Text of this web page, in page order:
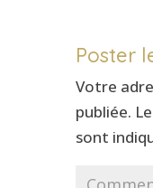
Poster
Votre
publiée.
sont